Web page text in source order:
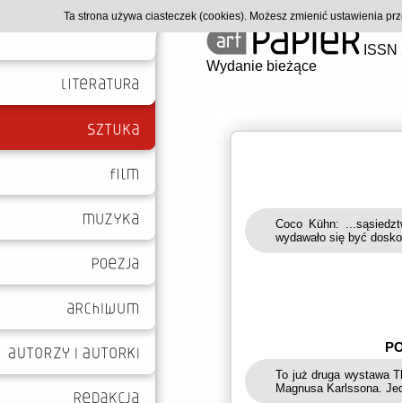
Wydanie bieżące
Coco Kühn:
wydawało się być
To już druga wystawa
Magnusa Karlssona.
Ta strona używa ciasteczek (cookies). Możesz zmienić ustawienia